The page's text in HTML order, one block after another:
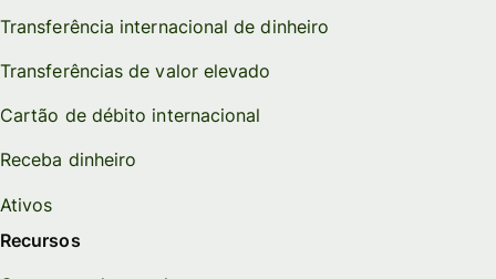
Transferência internacional de dinheiro
Transferências de valor elevado
Cartão de débito internacional
Receba dinheiro
Ativos
Recursos